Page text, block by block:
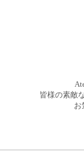
皆様の素敵
お